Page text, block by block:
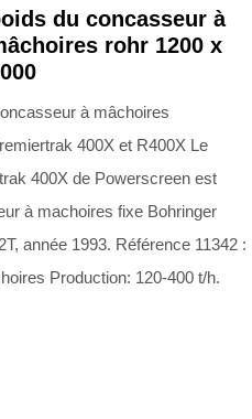
du concasseur à
rohr 1200 x
à mâchoires
400X et R400X Le
400X de Powerscreen est
à machoires fixe Bohringer
année 1993. Référence 11342 :
Production: 120-400 t/h.